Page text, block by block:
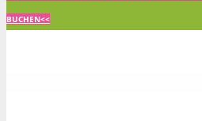
BUCHEN<<